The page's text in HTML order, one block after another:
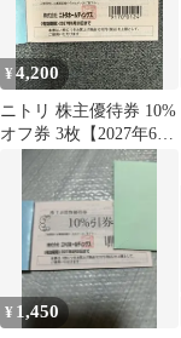
¥4,200
ニトリ 株主優待券 10%
オフ券 3枚【2027年6月
30日まで】
¥ 1,450